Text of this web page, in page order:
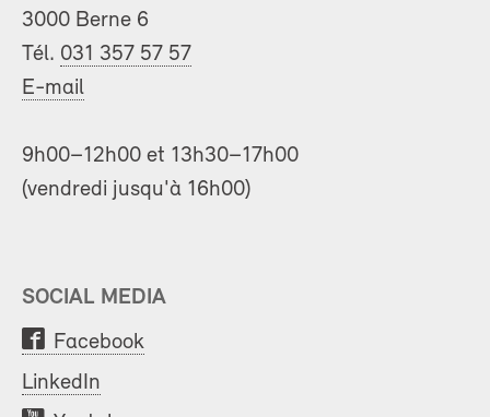
3000 Berne 6
Tél. 031 357 57 57
E-mail
9h00–12h00 et 13h30–17h00
(vendredi jusqu'à 16h00)
SOCIAL MEDIA
Facebook
LinkedIn